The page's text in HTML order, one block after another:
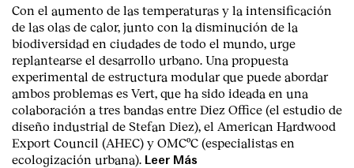
Con el aumento de las temperaturas y la intensificación
de las olas de calor, junto con la disminución de la
biodiversidad en ciudades de todo el mundo, urge
replantearse el desarrollo urbano. Una propuesta
experimental de estructura modular que puede abordar
ambos problemas es Vert, que ha sido ideada en una
colaboración a tres bandas entre Diez Office (el estudio de
diseño industrial de Stefan Diez), el American Hardwood
Export Council (AHEC) y OMCºC (especialistas en
ecologización urbana). Leer Más